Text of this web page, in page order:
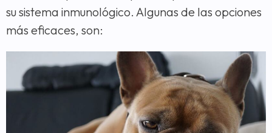
su sistema inmunológico. Algunas de las opciones
más eficaces, son: